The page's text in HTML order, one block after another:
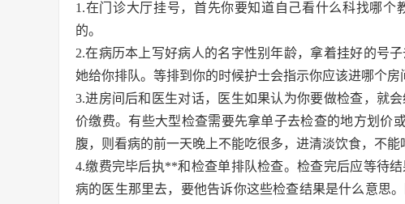
1.在门诊大厅挂号，首先你要知道自己看什么科找哪
的。
2.在病历本上写好病人的名字性别年龄，拿着挂好的号
她给你排队。等排到你的时候护士会指示你应该进哪个房
3.进房间后和医生对话，医生如果认为你要做检查，就
价缴费。有些大型检查需要先拿单子去检查的地方划价
腹，则看病的前一天晚上不能吃很多，进清淡饮食，不
4.缴费完毕后执**和检查单排队检查。检查完后应等待
病的医生那里去，要他告诉你这些检查结果是什么意思